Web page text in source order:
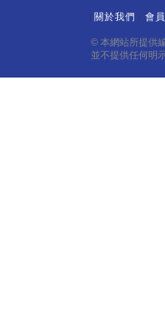
關於我們 會
© 本網站所提供
並不提供任何明